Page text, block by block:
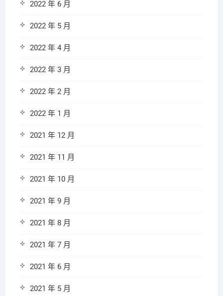
2022 年 6 月
2022 年 5 月
2022 年 4 月
2022 年 3 月
2022 年 2 月
2022 年 1 月
2021 年 12 月
2021 年 11 月
2021 年 10 月
2021 年 9 月
2021 年 8 月
2021 年 7 月
2021 年 6 月
2021 年 5 月